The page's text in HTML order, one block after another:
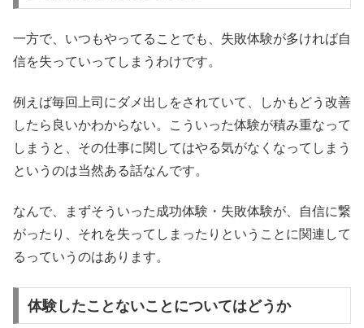
一方で、いつもやってることでも、失敗体験が多ければ自
信を失っていってしまうわけです。
例えば毎回上司にダメ出しをされていて、しかもどう改善
したら良いかわからない。こういった体験が積み重なって
しまうと、その仕事に関してはやる気がなくなってしまう
というのは当然ある話なんです。
なんで、まずそういった成功体験・失敗体験が、自信に繋
がったり、それを失ってしまったりということに関連して
るっていうのはあります。
体験したことないことについてはどうか